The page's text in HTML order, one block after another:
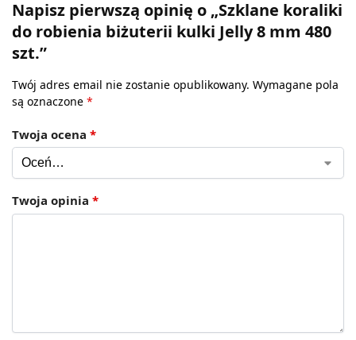
Napisz pierwszą opinię o „Szklane koraliki
do robienia biżuterii kulki Jelly 8 mm 480
szt.”
Twój adres email nie zostanie opublikowany. Wymagane pola
są oznaczone *
Twoja ocena *
Twoja opinia *